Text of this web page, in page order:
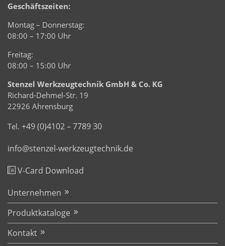
Geschäftszeiten:
Montag – Donnerstag:
08:00 – 17:00 Uhr
Freitag:
08:00 – 15:00 Uhr
Stenzel Werkzeugtechnik GmbH & Co. KG
Richard-Dehmel-Str. 19
22926 Ahrensburg
Tel. +49 (0)4102 – 7789 30
info@stenzel-werkzeugtechnik.de
V-Card Download
Unternehmen
Produktkataloge
Kontakt